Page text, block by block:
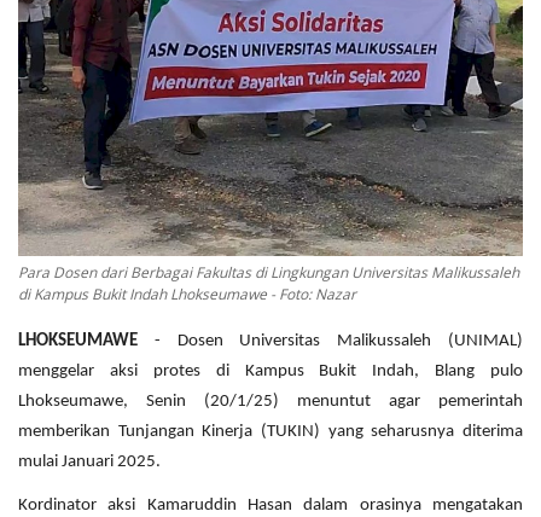
Kontak
GALERI
Ketentuan dan Layanan
Pedoman Media Siber
Privacy Policy
Alamat Kami
Tentang Kami
Daftar
Para Dosen dari Berbagai Fakultas di Lingkungan Universitas Malikussaleh
di Kampus Bukit Indah Lhokseumawe - Foto: Nazar
LHOKSEUMAWE - Dosen Universitas Malikussaleh (UNIMAL)
menggelar aksi protes di Kampus Bukit Indah, Blang pulo
Lhokseumawe, Senin (20/1/25) menuntut agar pemerintah
memberikan Tunjangan Kinerja (TUKIN) yang seharusnya diterima
mulai Januari 2025.
Kordinator aksi Kamaruddin Hasan dalam orasinya mengatakan